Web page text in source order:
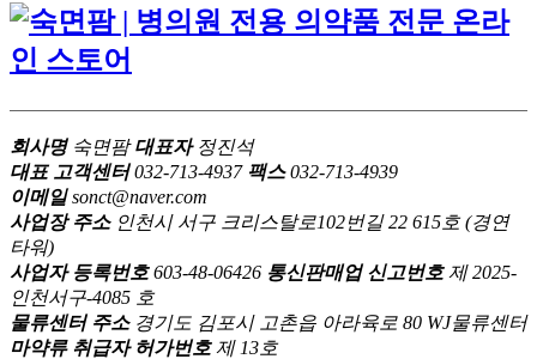
회사명숙면팜 대표자 정진석
대표 고객센터032-713-4937 팩스032-713-4939
이메일sonct@naver.com
사업장 주소 인천시 서구 크리스탈로102번길 22 615호 (경연
타워)
사업자 등록번호603-48-06426 통신판매업 신고번호제 2025-
인천서구-4085 호
물류센터 주소경기도 김포시 고촌읍 아라육로 80 WJ물류센터
마약류 취급자 허가번호제 13호